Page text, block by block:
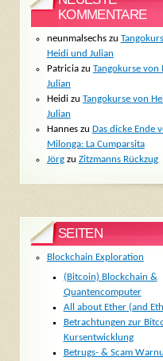
KOMMENTARE
neunmalsechszu
Heidi und Julian
Patriciazu Tangokurse von
Julian
Heidizu Tangokurse von
Julian
Hanneszu Das dicke Ende
Milonga: La Cumparsita
Jörgzu Zitzmanns Rückzug
SEITEN
Blockchain Exploration
(Bitcoin) Blockchain &
Quantencomputer
All about Ether (and
Betrachtungen zur
Kursentwicklung
Betrugs- & Scam